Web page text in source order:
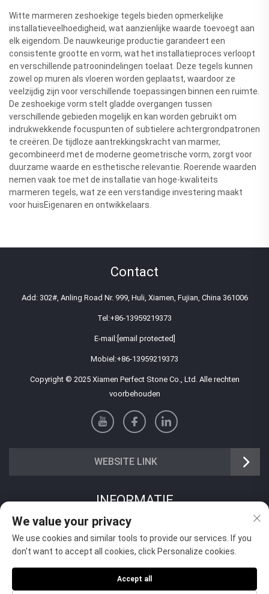
Witte marmeren zeshoekige tegels bieden opmerkelijke
installatieveelhoedigheid, wat aanzienlijke waarde toevoegt aan
elk eigendom. De nauwkeurige productie garandeert een
consistente grootte en vorm, wat het installatieproces verloopt
en verschillende patroonindelingen toelaat. Deze tegels kunnen
zowel op muren als vloeren worden geplaatst, waardoor ze
veelzijdig zijn voor verschillende toepassingen binnen een ruimte.
De zeshoekige vorm stelt gladde overgangen tussen
verschillende gebieden mogelijk en kan worden gebruikt om
indrukwekkende focuspunten of subtielere achtergrondpatronen
te creëren. De tijdloze aantrekkingskracht van marmer,
gecombineerd met de moderne geometrische vorm, zorgt voor
duurzame waarde en esthetische relevantie. Roerende waarden
nemen vaak toe met de installatie van hoge-kwaliteits
marmeren tegels, wat ze een verstandige investering maakt
voor huisEigenaren en ontwikkelaars.
Contact
Add: 302#, Anling Road Nr. 999, Huli, Xiamen, Fujian, China 361006
Tel:+86-13959219373
E-mail:[email protected]
Mobiel:+86-13959219373
Copyright © 2025 Xiamen Perfect Stone Co., Ltd. Alle rechten
voorbehouden
WEBSITE LINK
INFORMATIE
Meld je aan om onze wekelijkse nieuwsbrief te ontvangen
We value your privacy
We use cookies and similar tools to provide our services. If you
don't want to accept all cookies, click Personalize cookies.
Accept all